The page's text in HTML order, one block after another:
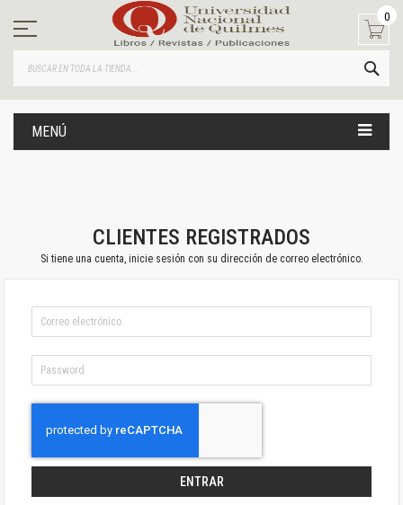
contenido
0
MENÚ
CLIENTES REGISTRADOS
Si tiene una cuenta, inicie sesión con su dirección de correo electrónico.
ENTRAR